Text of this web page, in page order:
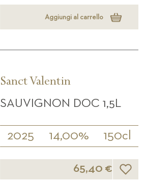
Aggiungi al carrello
Sanct Valentin
SAUVIGNON DOC 1,5L
2025 14,00% 150cl
65,40 € Lista